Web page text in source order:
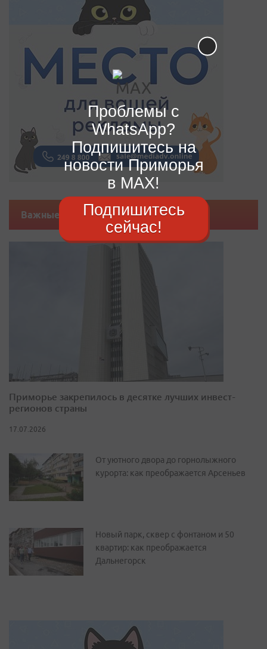
Важные новости
Приморье закрепилось в десятке лучших инвест-
регионов страны
17.07.2026
От уютного двора до горнолыжного
курорта: как преображается Арсеньев
Новый парк, сквер с фонтаном и 50
квартир: как преображается
Дальнегорск
Проблемы с
WhatsApp?
Подпишитесь на
новости Приморья
в MAX!
Подпишитесь
сейчас!